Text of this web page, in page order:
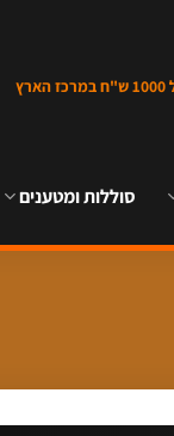
סוללות ומטענים